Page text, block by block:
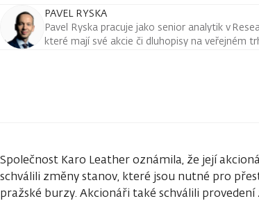
PAVEL RYSKA
Pavel Ryska pracuje jako senior analytik v
které mají své akcie či dluhopisy na veřejném
Společnost Karo Leather oznámila, že její
schválili změny stanov, které jsou nutné pro
pražské burzy. Akcionáři také schválili